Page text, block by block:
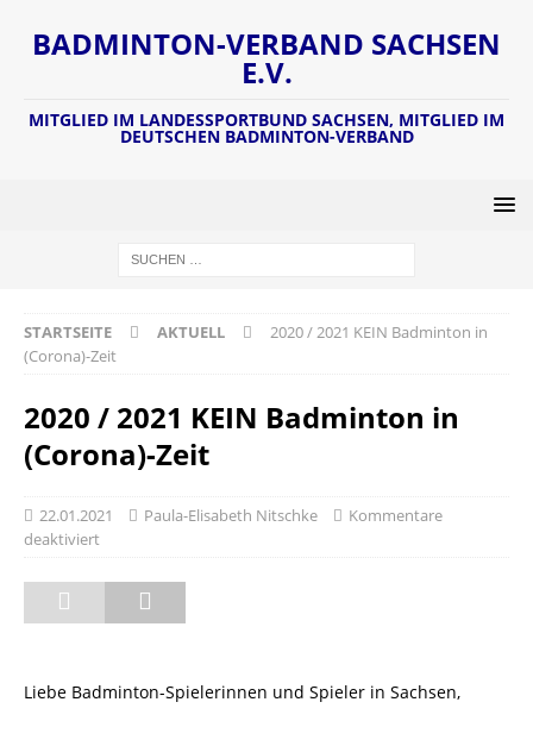
BADMINTON-VERBAND SACHSEN
E.V.
MITGLIED IM LANDESSPORTBUND SACHSEN, MITGLIED IM
DEUTSCHEN BADMINTON-VERBAND
STARTSEITE AKTUELL
2020 / 2021 KEIN Badminton in
(Corona)-Zeit
2020 / 2021 KEIN Badminton in
(Corona)-Zeit
22.01.2021 Paula-Elisabeth Nitschke
Kommentare
deaktiviert
Liebe Badminton-Spielerinnen und Spieler in Sachsen,